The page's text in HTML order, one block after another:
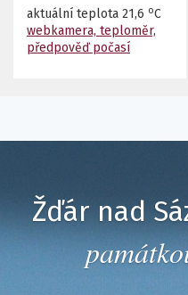
aktuální teplota 21,6 oC
webkamera, teploměr,
předpověď počasí
Žďár nad